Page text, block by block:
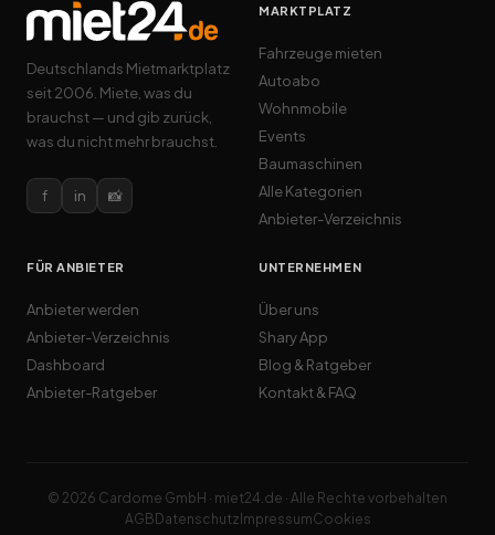
Deutschlands Mietmarktplatz
seit 2006. Miete, was du
brauchst — und gib zurück,
was du nicht mehr brauchst.
f in 📸
MARKTPLATZ
Fahrzeuge mieten
Autoabo
Wohnmobile
Events
Baumaschinen
Alle Kategorien
Anbieter-Verzeichnis
FÜR ANBIETER
Anbieter werden
Anbieter-Verzeichnis
Dashboard
Anbieter-Ratgeber
UNTERNEHMEN
Über uns
Shary App
Blog & Ratgeber
Kontakt & FAQ
© 2026 Cardome GmbH · miet24.de · Alle Rechte vorbehalten
AGB Datenschutz ImpressumCookies